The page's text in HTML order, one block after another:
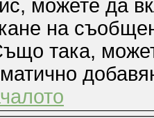
можете да
на
така,